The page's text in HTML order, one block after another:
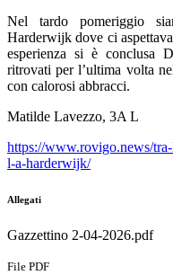
Nel tardo pomeriggio
Harderwijk dove ci
esperienza si è conclusa
ritrovati per l’ultima volta
con calorosi abbracci.
Matilde Lavezzo, 3A L
https://www.rovigo.news/
l-a-harderwijk/
Allegati
Gazzettino 2-04-2026.pdf
File PDF